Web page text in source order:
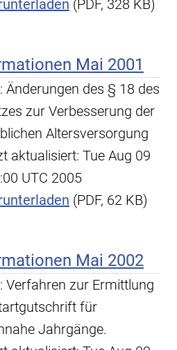
(PDF, 328 KB)
Mai 2001
Änderungen des § 18 des
zur Verbesserung der
Altersversorgung
aktualisiert: Tue Aug 09
UTC 2005
(PDF, 62 KB)
Mai 2002
Verfahren zur Ermittlung
für
Jahrgänge.